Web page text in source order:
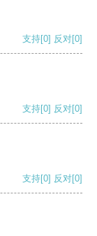
支持[0] 反对[0]
支持[0] 反对[0]
支持[0] 反对[0]